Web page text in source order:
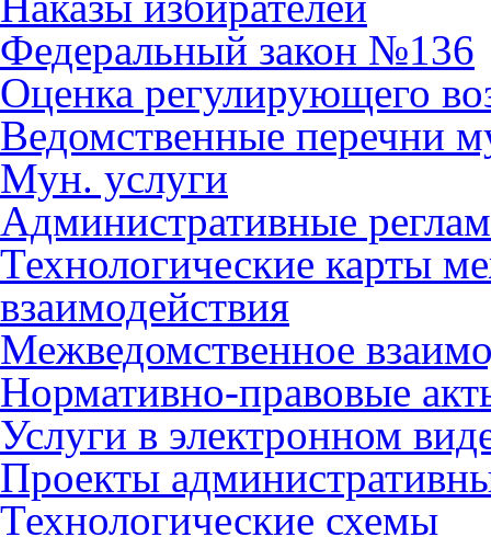
Федеральный закон №136
Оценка регулирующего
Ведомственные перечни
Мун. услуги
Административные
Технологические карты
взаимодействия
Межведомственное
Нормативно-правовые
Услуги в электронном
Проекты
Технологические схемы